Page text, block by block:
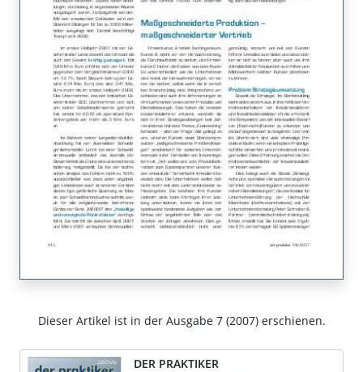
Dieser Artikel ist in der Ausgabe 7 (2007) erschienen.
DER PRAKTIKER